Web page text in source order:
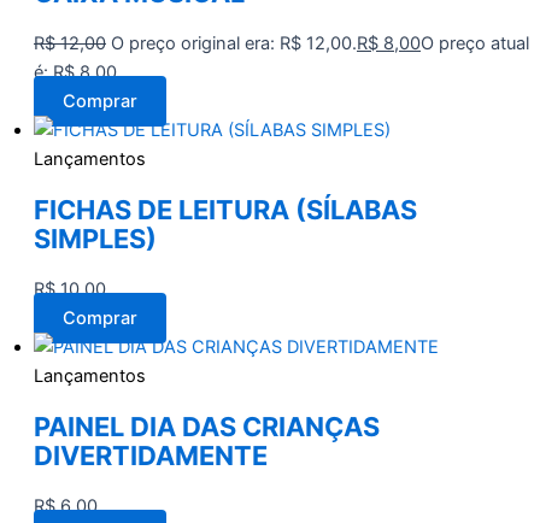
R$12,00 O preço original era: R$ 12,00.R$ 8,00O preço atual
é: R$ 8,00.
Comprar
Lançamentos
FICHAS DE LEITURA (SÍLABAS
SIMPLES)
R$10,00
Comprar
Lançamentos
PAINEL DIA DAS CRIANÇAS
DIVERTIDAMENTE
R$6,00